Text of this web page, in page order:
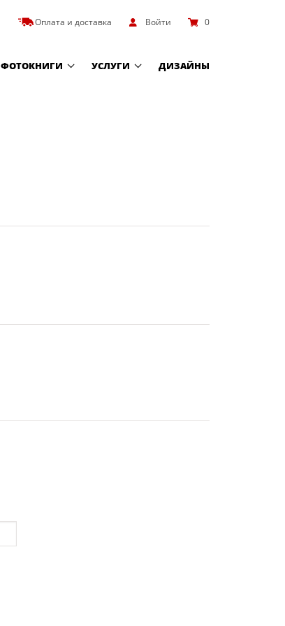
Оплата и доставка Войти 0
ФОТОКНИГИ УСЛУГИ ДИЗАЙНЫ